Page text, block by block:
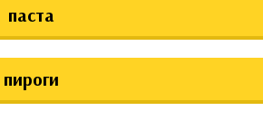
паста
пироги